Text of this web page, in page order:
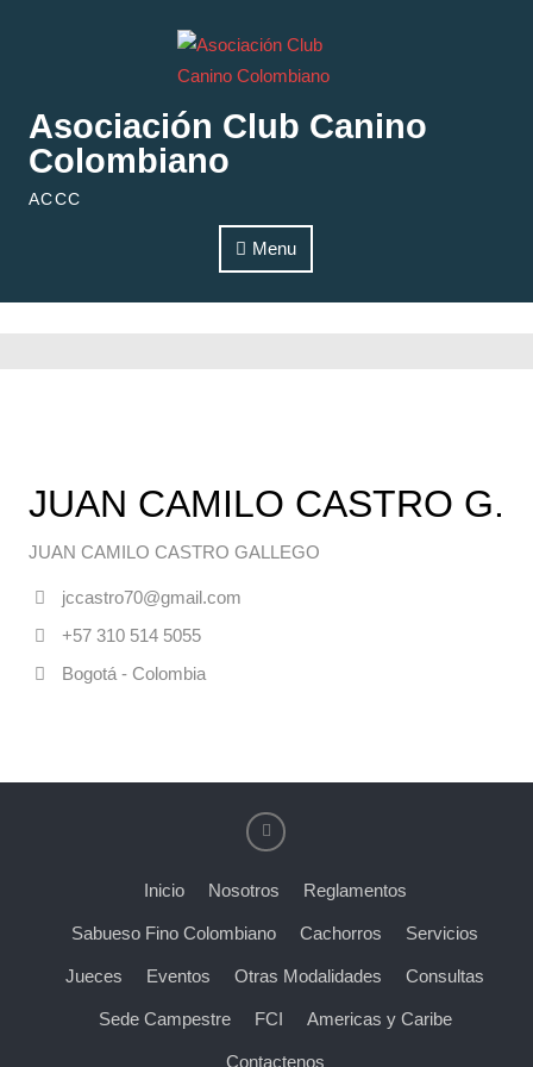
Asociación Club Canino
Colombiano
ACCC
Menu
JUAN CAMILO CASTRO G.
JUAN CAMILO CASTRO GALLEGO
jccastro70@gmail.com
+57 310 514 5055
Bogotá - Colombia
Inicio Nosotros Reglamentos
Sabueso Fino Colombiano Cachorros Servicios
Jueces Eventos Otras Modalidades Consultas
Sede Campestre FCI Americas y Caribe
Contactenos